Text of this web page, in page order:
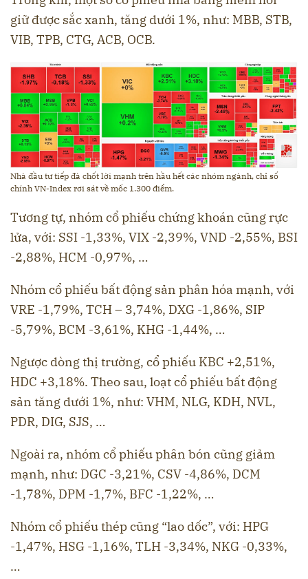
giữ được sắc xanh, tăng dưới 1%, như: MBB, STB,
VIB, TPB, CTG, ACB, OCB.
Nhà đầu tư tiếp đà chốt lời mạnh trên hầu hết các nhóm ngành, chỉ số
chính VN-Index rơi sát về mốc 1.300 điểm.
Tương tự, nhóm cổ phiếu chứng khoán cũng rực
lửa, với: SSI -1,33%, VIX -2,39%, VND -2,55%, BSI
-2,88%, HCM -0,97%, …
Nhóm cổ phiếu bất động sản phân hóa mạnh, với
VRE -1,79%, TCH – 3,74%, DXG -1,86%, SIP
-5,79%, BCM -3,61%, KHG -1,44%, …
Ngược dòng thị trường, cổ phiếu KBC +2,51%,
HDC +3,18%. Theo sau, loạt cổ phiếu bất động
sản tăng dưới 1%, như: VHM, NLG, KDH, NVL,
PDR, DIG, SJS, …
Ngoài ra, nhóm cổ phiếu phân bón cũng giảm
mạnh, như: DGC -3,21%, CSV -4,86%, DCM
-1,78%, DPM -1,7%, BFC -1,22%, …
Nhóm cổ phiếu thép cũng “lao dốc”, với: HPG
-1,47%, HSG -1,16%, TLH -3,34%, NKG -0,33%,
…